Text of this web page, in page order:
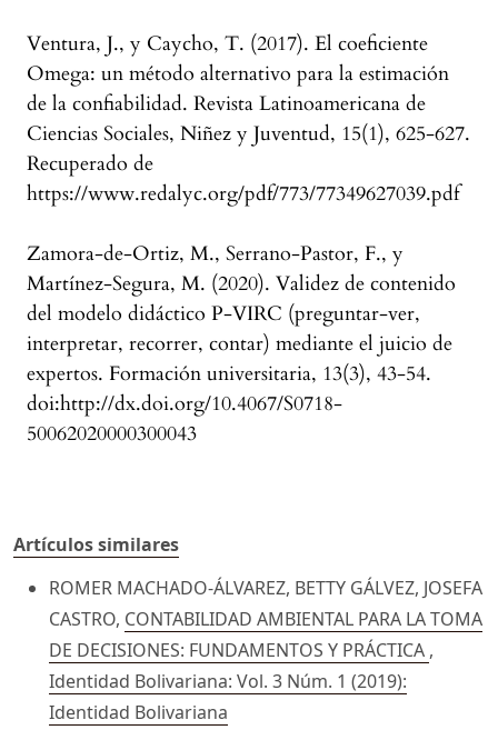
Ventura, J., y Caycho, T. (2017). El coeficiente
Omega: un método alternativo para la estimación
de la confiabilidad. Revista Latinoamericana de
Ciencias Sociales, Niñez y Juventud, 15(1), 625-627.
Recuperado de
https://www.redalyc.org/pdf/773/77349627039.pdf
Zamora-de-Ortiz, M., Serrano-Pastor, F., y
Martínez-Segura, M. (2020). Validez de contenido
del modelo didáctico P-VIRC (preguntar-ver,
interpretar, recorrer, contar) mediante el juicio de
expertos. Formación universitaria, 13(3), 43-54.
doi:http://dx.doi.org/10.4067/S0718-
50062020000300043
Artículos similares
ROMER MACHADO-ÁLVAREZ, BETTY GÁLVEZ, JOSEFA
CASTRO, CONTABILIDAD AMBIENTAL PARA LA TOMA
DE DECISIONES: FUNDAMENTOS Y PRÁCTICA ,
Identidad Bolivariana: Vol. 3 Núm. 1 (2019):
Identidad Bolivariana